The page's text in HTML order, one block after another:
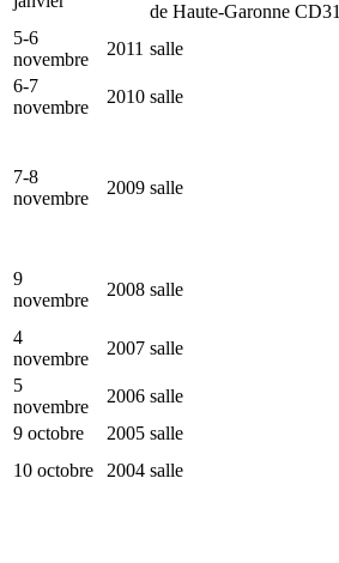
de Haute-Garonne CD31
5-6
novembre
2011 salle
6-7
novembre
2010 salle
7-8
novembre
2009 salle
9
novembre
2008 salle
4
novembre
2007 salle
5
novembre
2006 salle
9 octobre
2005 salle
10 octobre
2004 salle